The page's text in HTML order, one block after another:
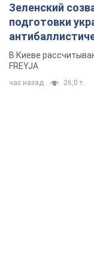
Зеленский
подготовки
решения
В Киеве
FREYJA
час назад 26,0 т.